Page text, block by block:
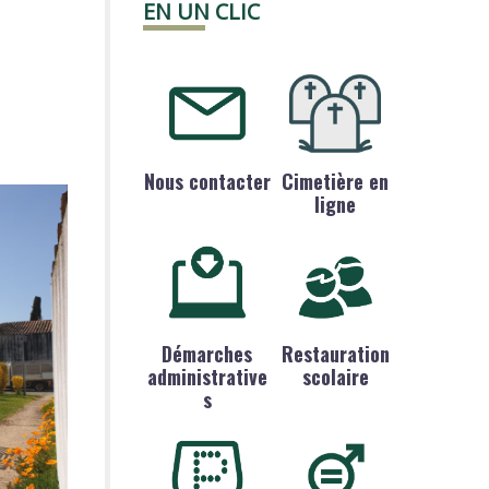
EN UN CLIC
Nous contacter Cimetière en
ligne
Démarches
administrative
s
Restauration
scolaire